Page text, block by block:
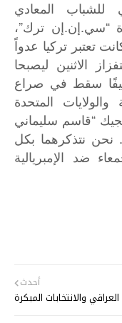
للشباب
المعادي
“سي. إن. إن ترك”،
تعتبر تركيا عدواً
الاثنين
ليصبحا
سقط في صراع
والولايات
المتحدة
“قاسم سليماني
. نحن نتذكرهما بكل
ضد
الإمبريالية
أحدث
العراقي والانتخابات المبكرة